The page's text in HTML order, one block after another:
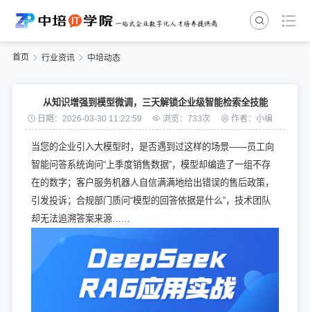
首页 行业资讯 中培动态
从知识增强到模型微调，三天解锁企业级智能检索全技能
日期：2026-03-30 11:22:59 浏览：733次 作者：小编
当您的企业引入大模型时，是否遇到过这样的场景——员工向
智能问答系统询问“上季度销售数据”，模型却编造了一组不存
在的数字；客户服务机器人自信满满地给出错误的售后政策，
引发投诉；合规部门质问“模型的回答依据是什么”，技术团队
却无法追溯答案来源……